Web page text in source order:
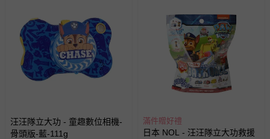
汪汪隊立大功 - 童趣數位相機-
骨頭版-藍-111g
滿件贈好禮
日本 NOL - 汪汪隊立大功救援